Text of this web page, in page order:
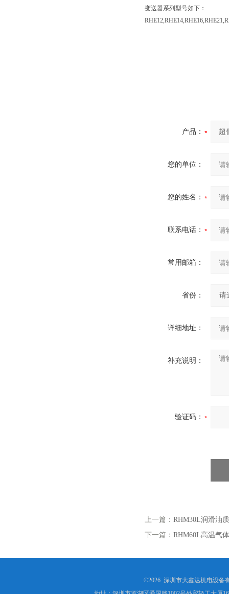
变送器系列型号如下：
产品：
您的单位：
您的姓名：
联系电话：
常用邮箱：
省份：
详细地址：
补充说明：
验证码：
上一篇： RHM30L润滑油
下一篇： RHM60L高温气
©2026 深圳市大鑫达机电设备